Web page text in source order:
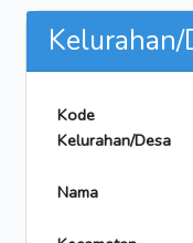
Kelurahan/
Kode
Kelurahan/Desa
Nama